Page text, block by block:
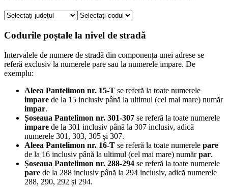
Codurile poștale la nivel de stradă
Intervalele de numere de stradă din componența unei adrese se
referă exclusiv la numerele pare sau la numerele impare. De
exemplu:
Aleea Pantelimon nr. 15-T se referă la toate numerele
impare de la 15 inclusiv până la ultimul (cel mai mare) număr
impar.
Șoseaua Pantelimon nr. 301-307 se referă la toate numerele
impare de la 301 inclusiv până la 307 inclusiv, adică
numerele 301, 303, 305 și 307.
Aleea Pantelimon nr. 16-T se referă la toate numerele pare
de la 16 inclusiv până la ultimul (cel mai mare) numărpar.
Șoseaua Pantelimon nr. 288-294 se referă la toate numerele
pare de la 288 inclusiv până la 294 inclusiv, adică numerele
288, 290, 292 și 294.